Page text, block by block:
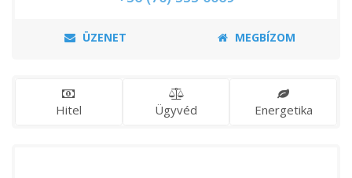
ÜZENET MEGBÍZOM
Hitel Ügyvéd Energetika